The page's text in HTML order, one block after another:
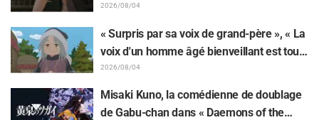
Synopsis, visuels, bande-annonce WEB et
affiches de l'épisode 5 de l'anime dévoilés
2026/08/04
« Surpris par sa voix de grand-père », « La
voix d'un homme âgé bienveillant est tout
aussi superbe » : Akira Ishida en chef de
clan dans l'épisode 6 de l'anime «
Jaadugar: A Witch in Mongolia »
2026/08/04
Misaki Kuno, la comédienne de doublage
de Gabu-chan dans « Daemons of the